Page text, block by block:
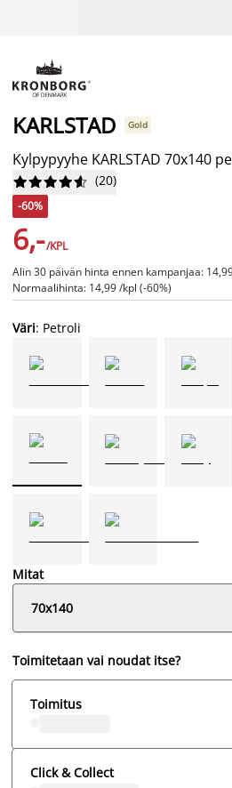
KARLSTAD Gold
Kylpypyyhe KARLSTAD 70x140





 (20)
-60%
6,-/KPL
Alin 30 päivän hinta ennen kampanjaa:
Normaalihinta: 14,99 /kpl (-60%)
Väri: Petroli
Mitat
70x140
Toimitetaan vai noudat itse?
Toimitus
Click & Collect